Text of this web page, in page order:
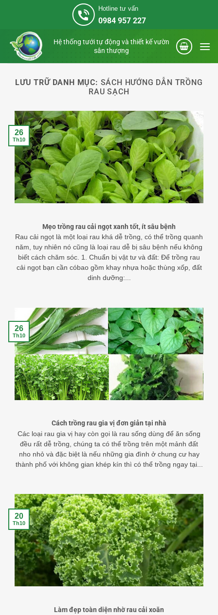
dung
Hotline tư vấn
0984 957 227
Hệ thống tưới tự động và thiết kế vườn
sân thượng
LƯU TRỮ DANH MỤC: SÁCH HƯỚNG DẪN TRỒNG
RAU SẠCH
Mẹo trồng rau cải ngọt xanh tốt, ít sâu bệnh
Rau cải ngọt là một loại rau khá dễ trồng, có thể trồng quanh
năm, tuy nhiên nó cũng là loại rau dễ bị sâu bệnh nếu không
biết cách chăm sóc. 1. Chuẩn bị vật tư và đất: Để trồng rau
cải ngọt bạn cần cóbao gồm khay nhựa hoặc thùng xốp, đất
dinh dưỡng:...
26
Th10
Cách trồng rau gia vị đơn giản tại nhà
Các loại rau gia vị hay còn gọi là rau sống dùng để ăn sống
đều rất dễ trồng, chúng ta có thể trồng trên một mảnh đất
nho nhỏ và đặc biệt là nếu những gia đình ở chung cư hay
thành phố với không gian khép kín thì có thể trồng ngay tại...
26
Th10
Làm đẹp toàn diện nhờ rau cải xoăn
20
Th10